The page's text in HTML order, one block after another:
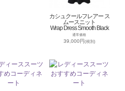
カシュクールフレアー ス
ムースニット
Wrap Dress Smooth Black
通常価格
39,000円(税別)